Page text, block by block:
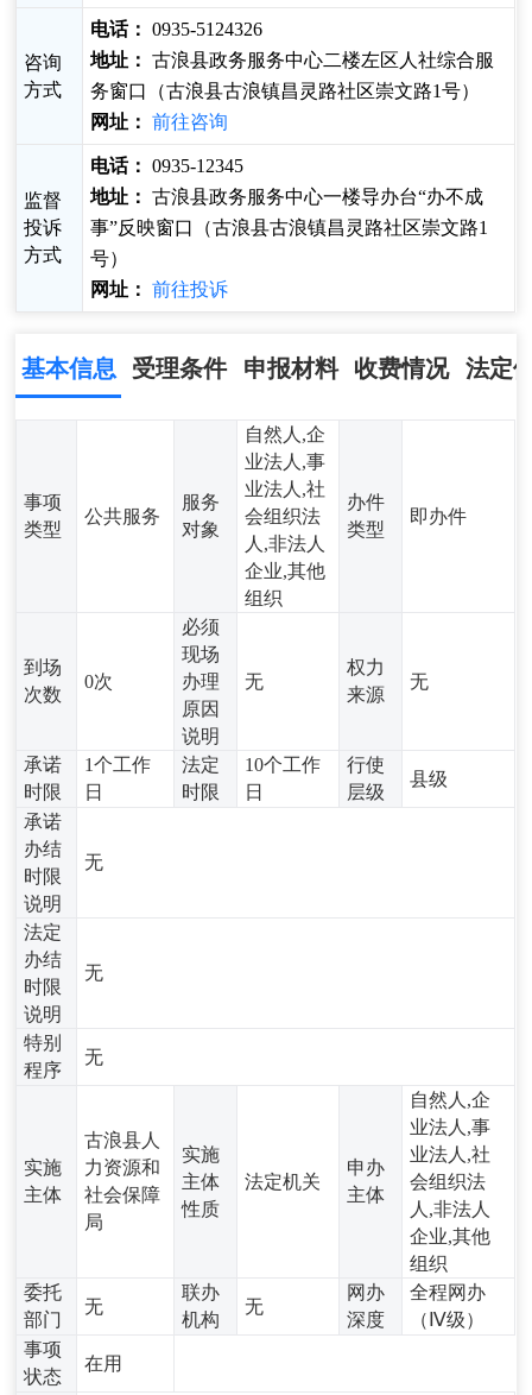
咨询
方式
电话： 0935-5124326
地址： 古浪县政务服务中心二楼左区人社综合服
务窗口（古浪县古浪镇昌灵路社区崇文路1号）
网址： 前往咨询
监督
投诉
方式
电话： 0935-12345
地址： 古浪县政务服务中心一楼导办台“办不成
事”反映窗口（古浪县古浪镇昌灵路社区崇文路1
号）
网址： 前往投诉
基本信息 受理条件 申报材料 收费情况 法定
事项
类型
公共服务
服务
对象
自然人,企
业法人,事
业法人,社
会组织法
人,非法人
企业,其他
组织
办件
类型
即办件
到场
次数
0次
必须
现场
办理
原因
说明
无
权力
来源
无
承诺
时限
1个工作
日
法定
时限
10个工作
日
行使
层级
县级
承诺
办结
时限
说明
无
法定
办结
时限
说明
无
特别
程序
无
实施
主体
古浪县人
力资源和
社会保障
局
实施
主体
性质
法定机关
申办
主体
自然人,企
业法人,事
业法人,社
会组织法
人,非法人
企业,其他
组织
委托
部门
无
联办
机构
无
网办
深度
全程网办
（Ⅳ级）
事项
状态
在用